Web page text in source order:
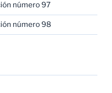
número 97
número 98